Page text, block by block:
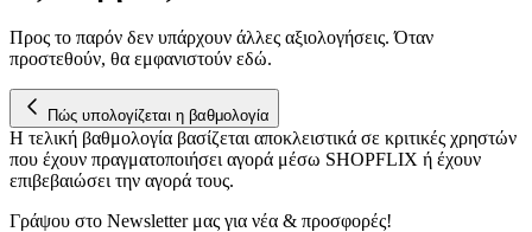
Προς το παρόν δεν υπάρχουν άλλες αξιολογήσεις. Όταν
προστεθούν, θα εμφανιστούν εδώ.
Πώς υπολογίζεται η βαθμολογία
Η τελική βαθμολογία βασίζεται αποκλειστικά σε κριτικές χρηστών
που έχουν πραγματοποιήσει αγορά μέσω SHOPFLIX ή έχουν
επιβεβαιώσει την αγορά τους.
Γράψου στο Νewsletter μας για νέα & προσφορές!